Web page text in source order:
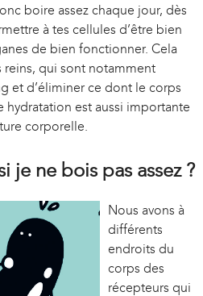
boire assez chaque jour, dès
à tes cellules d’être bien
de bien fonctionner. Cela
reins, qui sont notamment
et d’éliminer ce dont le corps
hydratation est aussi importante
corporelle.
je ne bois pas assez ?
Nous avons à
différents
endroits du
corps des
récepteurs qui